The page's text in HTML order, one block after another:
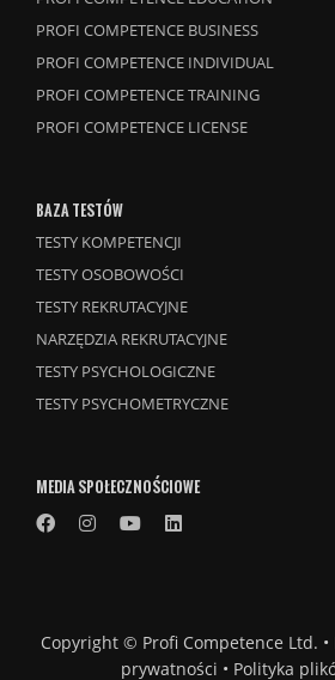
PROFI COMPETENCE BUSINESS
PROFI COMPETENCE INDIVIDUAL
PROFI COMPETENCE TRAINING
PROFI COMPETENCE LICENSE
BAZA TESTÓW
TESTY KOMPETENCJI
TESTY OSOBOWOŚCI
TESTY REKRUTACYJNE
NARZĘDZIA REKRUTACYJNE
TESTY PSYCHOLOGICZNE
TESTY PSYCHOMETRYCZNE
MEDIA SPOŁECZNOŚCIOWE
Copyright © Profi Competence Ltd. •
prywatności • Polityka